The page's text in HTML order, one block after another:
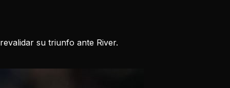
su triunfo ante River.